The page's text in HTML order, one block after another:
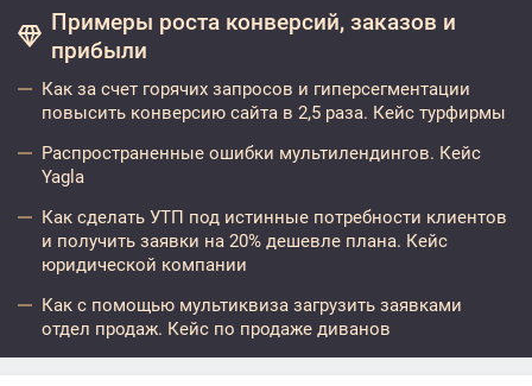
Примеры роста конверсий, заказов и
прибыли
Как за счет горячих запросов и гиперсегментации
повысить конверсию сайта в 2,5 раза. Кейс турфирмы
Распространенные ошибки мультилендингов. Кейс
Yagla
Как сделать УТП под истинные потребности клиентов
и получить заявки на 20% дешевле плана. Кейс
юридической компании
Как с помощью мультиквиза загрузить заявками
отдел продаж. Кейс по продаже диванов